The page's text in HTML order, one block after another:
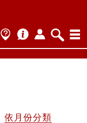
依月份分類